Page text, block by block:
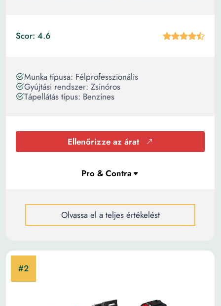
Scor: 4.6
Munka típusa: Félprofesszionális
Gyújtási rendszer: Zsinóros
Tápellátás típus: Benzines
Ellenőrizze az árat
Olvassa el a teljes értékelést